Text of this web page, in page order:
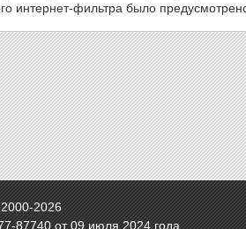
интернет-фильтра было
2000-2026
87740 от 09 июля 2024 года.